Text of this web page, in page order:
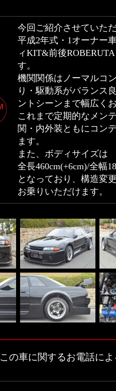
今回ご紹介させていた
平成2年式・1オーナー
ィKIT&前後
す。
機関関係はノーマルコ
り・駆動系がバランス
ントシーンまで幅広く
これまで定期的なメン
関・内外装ともにコン
ます。
また、ボディサイズは
全長460cm(+6cm)/全幅
となっており、構造変
お乗りいただけます。
この車に関するお電話に